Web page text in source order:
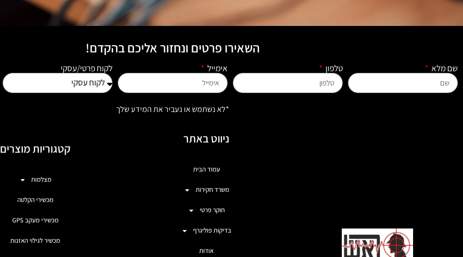
השאירו פרטים ונחזור אליכם בהקדם!
שם מלא טלפון אימייל לקוח פרטי/עסקי
*לא נשתמש או נעביר את המידע שלך
ניווט באתר
עמוד הבית
משרד חקירות
חוקר פרטי
בדיקות פוליגרף
אודות
קטגוריות מוצרים
מצלמות
מכשירי הקלטה
מכשירי מעקב GPS
מכשיר לגילוי האזנות